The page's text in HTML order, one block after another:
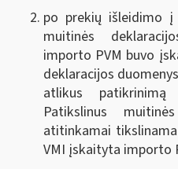
po prekių išleidimo į
muitinės
importo PVM buvo
deklaracijos
atlikus
Patikslinus
atitinkamai
VMI įskaityta importo